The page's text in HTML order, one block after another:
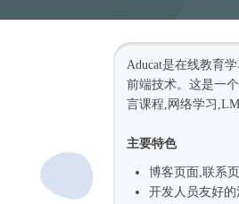
Aducat是在线教育学
前端技术。这是一
言课程,网络学习
主要特色
博客页面,联系
开发人员友好